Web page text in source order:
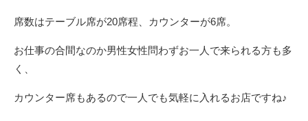
席数はテーブル席が20席程、カウンターが6席。
お仕事の合間なのか男性女性問わずお一人で来られる方も多
く、
カウンター席もあるので一人でも気軽に入れるお店ですね♪